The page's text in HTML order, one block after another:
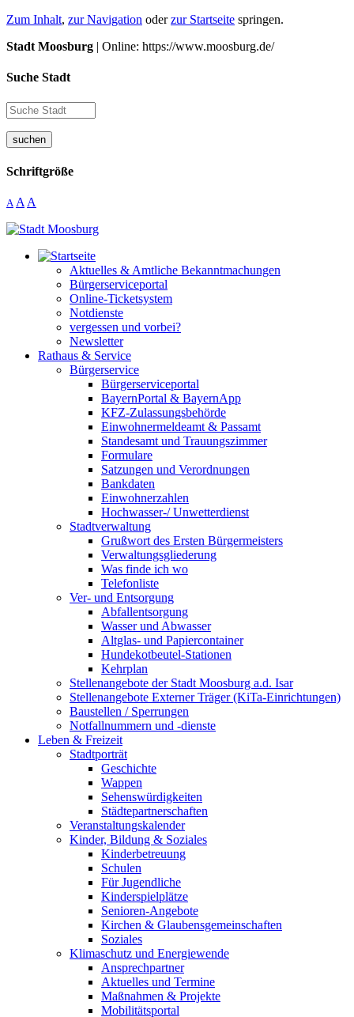
Zum Inhalt, zur Navigation oderzur Startseite springen.
Stadt Moosburg | Online: https://www.moosburg.de/
Suche Stadt
suchen
Schriftgröße
A A A
Aktuelles & Amtliche Bekanntmachungen
Bürgerserviceportal
Online-Ticketsystem
Notdienste
vergessen und vorbei?
Newsletter
Rathaus & Service
Bürgerservice
Bürgerserviceportal
BayernPortal & BayernApp
KFZ-Zulassungsbehörde
Einwohnermeldeamt & Passamt
Standesamt und Trauungszimmer
Formulare
Satzungen und Verordnungen
Bankdaten
Einwohnerzahlen
Hochwasser-/ Unwetterdienst
Stadtverwaltung
Grußwort des Ersten Bürgermeisters
Verwaltungsgliederung
Was finde ich wo
Telefonliste
Ver- und Entsorgung
Abfallentsorgung
Wasser und Abwasser
Altglas- und Papiercontainer
Hundekotbeutel-Stationen
Kehrplan
Stellenangebote der Stadt Moosburg a.d. Isar
Stellenangebote Externer Träger (KiTa-Einrichtungen)
Baustellen / Sperrungen
Notfallnummern und -dienste
Leben & Freizeit
Stadtporträt
Geschichte
Wappen
Sehenswürdigkeiten
Städtepartnerschaften
Veranstaltungskalender
Kinder, Bildung & Soziales
Kinderbetreuung
Schulen
Für Jugendliche
Kinderspielplätze
Senioren-Angebote
Kirchen & Glaubensgemeinschaften
Soziales
Klimaschutz und Energiewende
Ansprechpartner
Aktuelles und Termine
Maßnahmen & Projekte
Mobilitätsportal